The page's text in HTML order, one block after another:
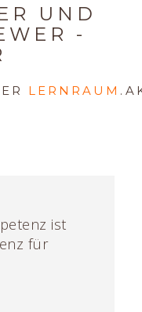
UND
-
LERNRAUM
ist
für